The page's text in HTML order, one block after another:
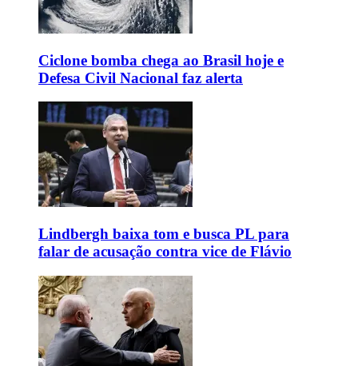
Ciclone bomba chega ao Brasil hoje e
Defesa Civil Nacional faz alerta
Lindbergh baixa tom e busca PL para
falar de acusação contra vice de Flávio